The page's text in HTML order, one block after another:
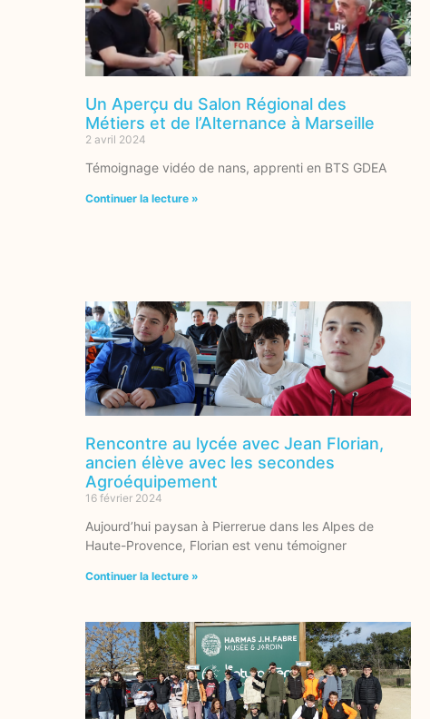
Un Aperçu du Salon Régional des
Métiers et de l’Alternance à Marseille
2 avril 2024
Témoignage vidéo de nans, apprenti en BTS GDEA
Continuer la lecture »
Rencontre au lycée avec Jean Florian,
ancien élève avec les secondes
Agroéquipement
16 février 2024
Aujourd’hui paysan à Pierrerue dans les Alpes de
Haute-Provence, Florian est venu témoigner
Continuer la lecture »